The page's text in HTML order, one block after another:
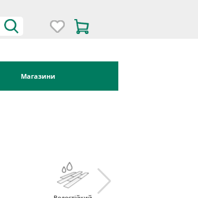
Магазини